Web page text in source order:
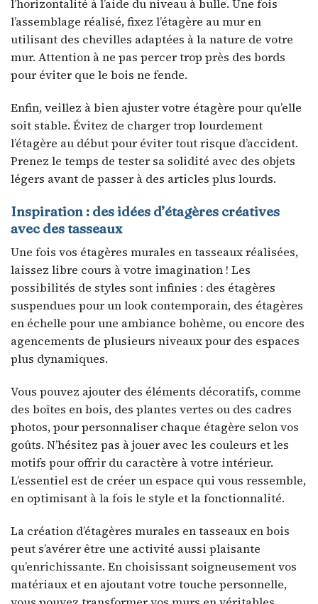
l’horizontalité à l’aide du niveau à bulle. Une fois
l’assemblage réalisé, fixez l’étagère au mur en
utilisant des chevilles adaptées à la nature de votre
mur. Attention à ne pas percer trop près des bords
pour éviter que le bois ne fende.
Enfin, veillez à bien ajuster votre étagère pour qu’elle
soit stable. Évitez de charger trop lourdement
l’étagère au début pour éviter tout risque d’accident.
Prenez le temps de tester sa solidité avec des objets
légers avant de passer à des articles plus lourds.
Inspiration : des idées d’étagères créatives
avec des tasseaux
Une fois vos étagères murales en tasseaux réalisées,
laissez libre cours à votre imagination ! Les
possibilités de styles sont infinies : des étagères
suspendues pour un look contemporain, des étagères
en échelle pour une ambiance bohème, ou encore des
agencements de plusieurs niveaux pour des espaces
plus dynamiques.
Vous pouvez ajouter des éléments décoratifs, comme
des boîtes en bois, des plantes vertes ou des cadres
photos, pour personnaliser chaque étagère selon vos
goûts. N’hésitez pas à jouer avec les couleurs et les
motifs pour offrir du caractère à votre intérieur.
L’essentiel est de créer un espace qui vous ressemble,
en optimisant à la fois le style et la fonctionnalité.
La création d’étagères murales en tasseaux en bois
peut s’avérer être une activité aussi plaisante
qu’enrichissante. En choisissant soigneusement vos
matériaux et en ajoutant votre touche personnelle,